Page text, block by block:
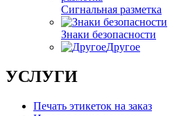
Сигнальная разметка
Знаки безопасности
Другое
УСЛУГИ
Печать этикеток на заказ